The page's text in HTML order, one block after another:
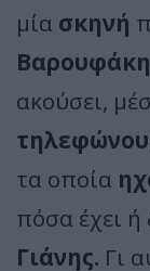
μία σκηνή
ακούσει,
τηλεφώνου
τα οποία
πόσα έχει ή
Γιάνης. Γι